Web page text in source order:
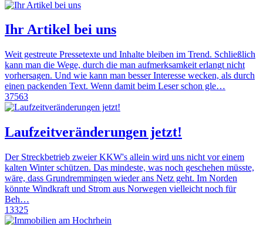
Ihr Artikel bei uns
Weit gestreute Pressetexte und Inhalte bleiben im Trend. Schließlich
kann man die Wege, durch die man aufmerksamkeit erlangt nicht
vorhersagen. Und wie kann man besser Interesse wecken, als durch
einen packenden Text. Wenn damit beim Leser schon gle…
37563
Laufzeitveränderungen jetzt!
Der Streckbetrieb zweier KKW's allein wird uns nicht vor einem
kalten Winter schützen. Das mindeste, was noch geschehen müsste,
wäre, dass Grundremmingen wieder ans Netz geht. Im Norden
könnte Windkraft und Strom aus Norwegen vielleicht noch für
Beh…
13325